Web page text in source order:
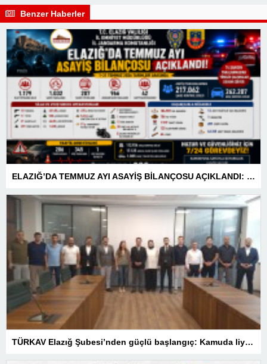
Benzer Haberler
ELAZIĞ’DA TEMMUZ AYI ASAYİŞ BİLANÇOSU AÇIKLANDI: 1 AYDA 1.032 ŞAHIS YAKALANDI, 207 TUTUKLAMA
TÜRKAV Elazığ Şubesi’nden güçlü başlangıç: Kamuda liyakatin en gür sesi olacağız